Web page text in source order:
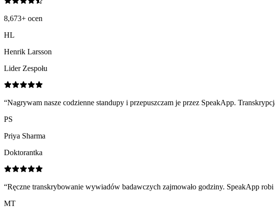
8,673+ ocen
HL
Henrik Larsson
Lider Zespołu
“Nagrywam nasze codzienne standupy i przepuszczam je przez SpeakApp.
PS
Priya Sharma
Doktorantka
“Ręczne transkrybowanie wywiadów badawczych zajmowało godziny. SpeakApp
MT